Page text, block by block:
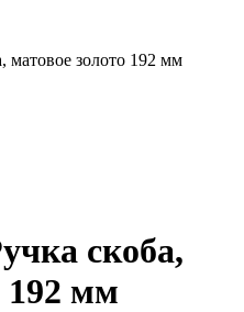
матовое золото 192 мм
скоба,
192 мм